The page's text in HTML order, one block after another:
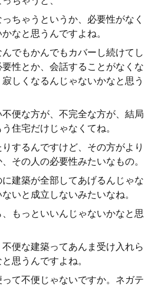
ちゃうというか、必要性がなく
なと思うんですよね。
でもかんでもカバーし続けてし
性とか、会話することがなくな
しくなるんじゃないかなと思う
便な方が、不完全な方が、結局
住宅だけじゃなくてね。
するんですけど、その方がより
その人の必要性みたいなもの。
建築が全部してあげるんじゃな
いと成立しないみたいなね。
もっといいんじゃないかなと思
便な建築ってあんま受け入れら
思うんですよね。
て不便じゃないですか。ネガテ